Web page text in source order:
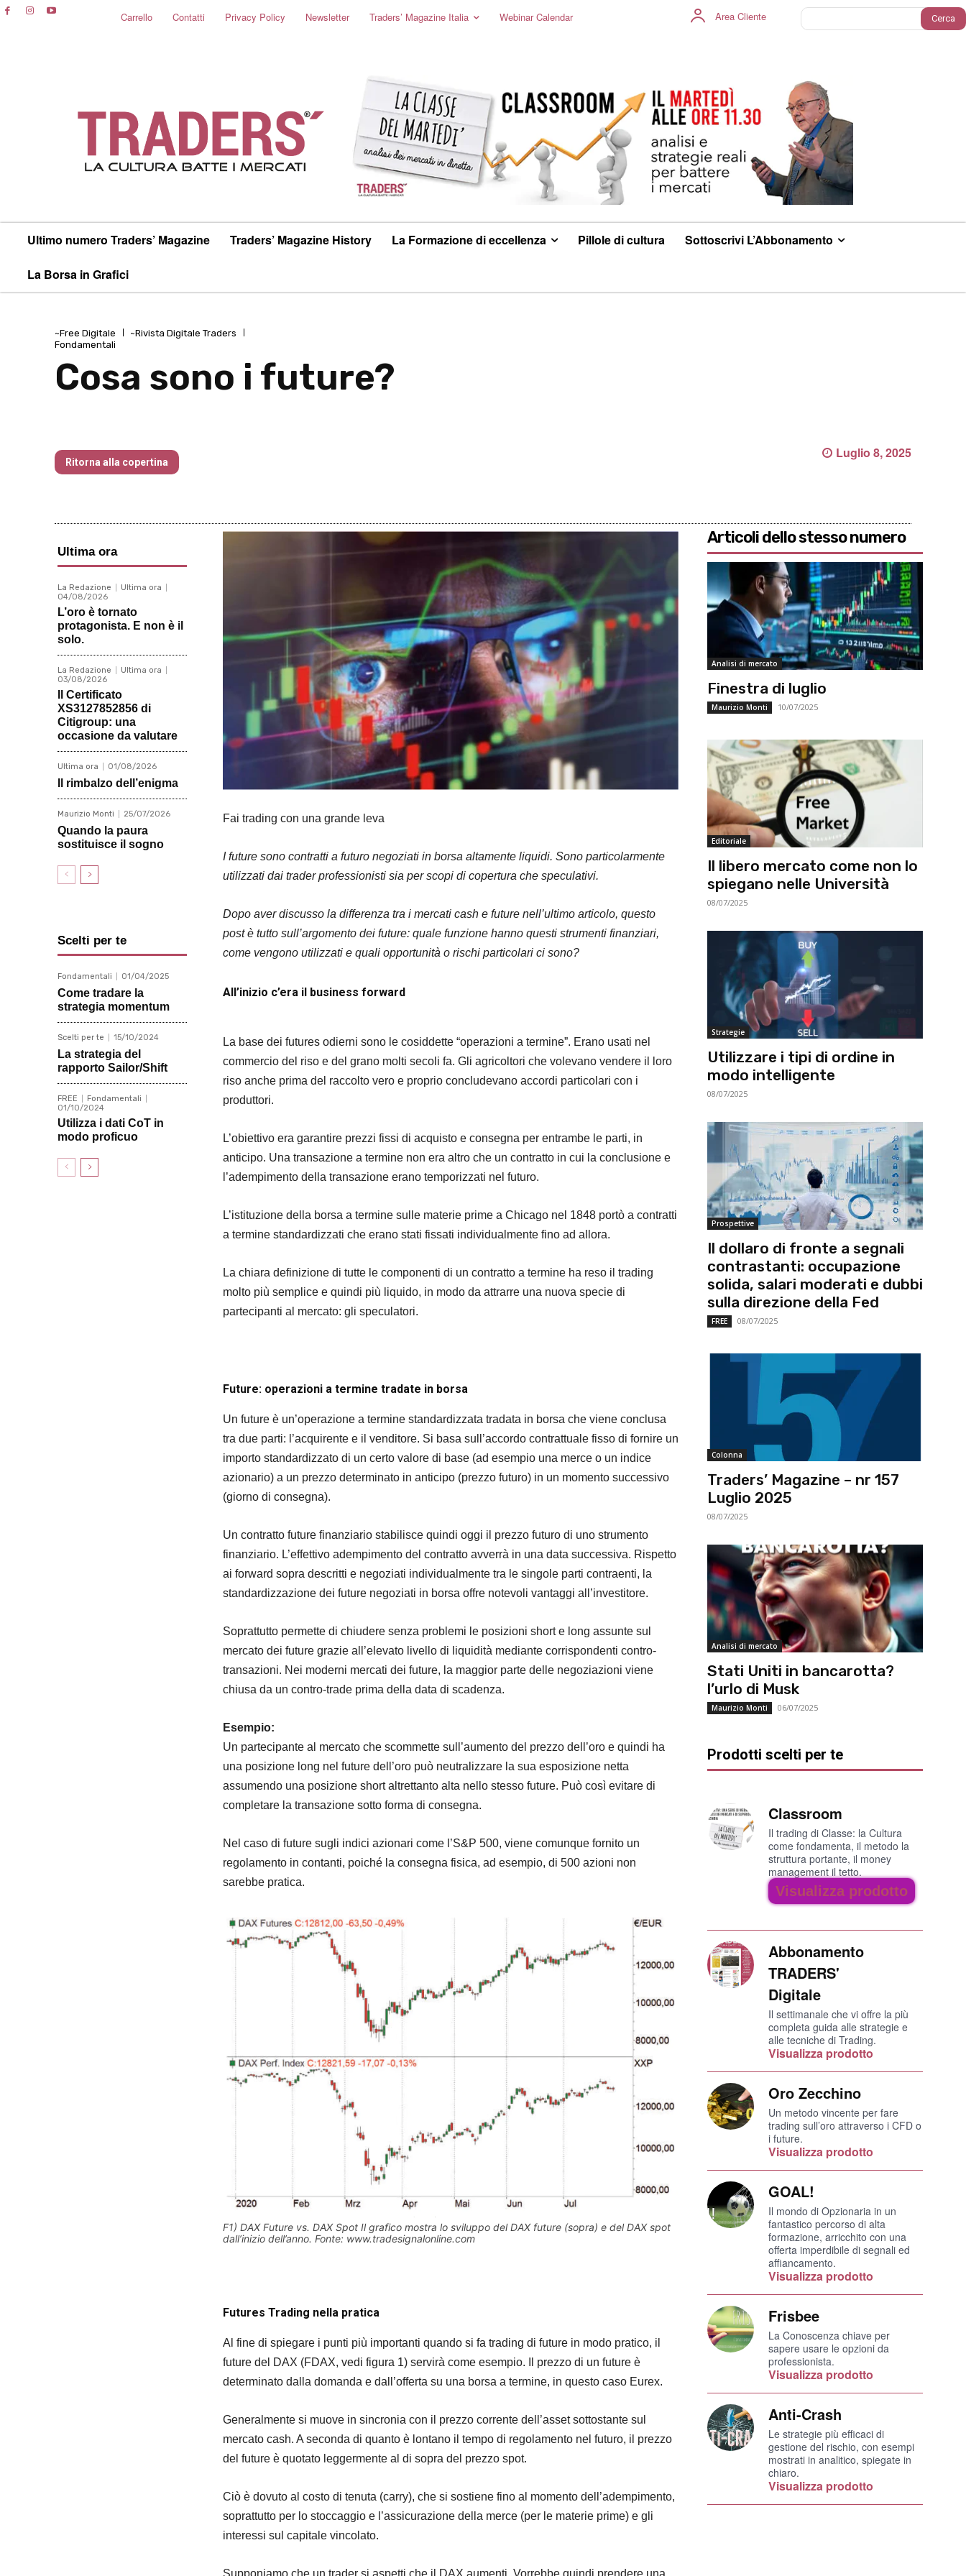
Carrello Contatti Privacy Policy Newsletter Traders’ Magazine Italia Webinar Calendar Area Cliente Cerca
Ultimo numero Traders’ Magazine Traders’ Magazine History La Formazione di eccellenza Pillole di cultura Sottoscrivi L’Abbonamento
La Borsa in Grafici
~Free Digitale
~Rivista Digitale Traders
Fondamentali
Cosa sono i future?
Ritorna alla copertina
Luglio 8, 2025
Ultima ora
La Redazione
Ultima ora
04/08/2026
L’oro è tornato
protagonista. E non è il
solo.
La Redazione
Ultima ora
03/08/2026
Il Certificato
XS3127852856 di
Citigroup: una
occasione da valutare
Ultima ora 01/08/2026
Il rimbalzo dell’enigma
Maurizio Monti 25/07/2026
Quando la paura
sostituisce il sogno
Scelti per te
Fondamentali 01/04/2025
Come tradare la
strategia momentum
Scelti per te 15/10/2024
La strategia del
rapporto Sailor/Shift
FREE
Fondamentali
01/10/2024
Utilizza i dati CoT in
modo proficuo
Fai trading con una grande leva
I future sono contratti a futuro negoziati in borsa altamente liquidi. Sono particolarmente
utilizzati dai trader professionisti sia per scopi di copertura che speculativi.
Dopo aver discusso la differenza tra i mercati cash e future nell’ultimo articolo, questo
post è tutto sull’argomento dei future: quale funzione hanno questi strumenti finanziari,
come vengono utilizzati e quali opportunità o rischi particolari ci sono?
All’inizio c’era il business forward
La base dei futures odierni sono le cosiddette “operazioni a termine”. Erano usati nel
commercio del riso e del grano molti secoli fa. Gli agricoltori che volevano vendere il loro
riso anche prima del raccolto vero e proprio concludevano accordi particolari con i
produttori.
L’obiettivo era garantire prezzi fissi di acquisto e consegna per entrambe le parti, in
anticipo. Una transazione a termine non era altro che un contratto in cui la conclusione e
l’adempimento della transazione erano temporizzati nel futuro.
L’istituzione della borsa a termine sulle materie prime a Chicago nel 1848 portò a contratti
a termine standardizzati che erano stati fissati individualmente fino ad allora.
La chiara definizione di tutte le componenti di un contratto a termine ha reso il trading
molto più semplice e quindi più liquido, in modo da attrarre una nuova specie di
partecipanti al mercato: gli speculatori.
Future: operazioni a termine tradate in borsa
Un future è un’operazione a termine standardizzata tradata in borsa che viene conclusa
tra due parti: l’acquirente e il venditore. Si basa sull’accordo contrattuale fisso di fornire un
importo standardizzato di un certo valore di base (ad esempio una merce o un indice
azionario) a un prezzo determinato in anticipo (prezzo futuro) in un momento successivo
(giorno di consegna).
Un contratto future finanziario stabilisce quindi oggi il prezzo futuro di uno strumento
finanziario. L’effettivo adempimento del contratto avverrà in una data successiva. Rispetto
ai forward sopra descritti e negoziati individualmente tra le singole parti contraenti, la
standardizzazione dei future negoziati in borsa offre notevoli vantaggi all’investitore.
Soprattutto permette di chiudere senza problemi le posizioni short e long assunte sul
mercato dei future grazie all’elevato livello di liquidità mediante corrispondenti contro-
transazioni. Nei moderni mercati dei future, la maggior parte delle negoziazioni viene
chiusa da un contro-trade prima della data di scadenza.
Esempio:
Un partecipante al mercato che scommette sull’aumento del prezzo dell’oro e quindi ha
una posizione long nel future dell’oro può neutralizzare la sua esposizione netta
assumendo una posizione short altrettanto alta nello stesso future. Può così evitare di
completare la transazione sotto forma di consegna.
Nel caso di future sugli indici azionari come l’S&P 500, viene comunque fornito un
regolamento in contanti, poiché la consegna fisica, ad esempio, di 500 azioni non
sarebbe pratica.
F1) DAX Future vs. DAX Spot Il grafico mostra lo sviluppo del DAX future (sopra) e del DAX spot
dall’inizio dell’anno. Fonte: www.tradesignalonline.com
Futures Trading nella pratica
Al fine di spiegare i punti più importanti quando si fa trading di future in modo pratico, il
future del DAX (FDAX, vedi figura 1) servirà come esempio. Il prezzo di un future è
determinato dalla domanda e dall’offerta su una borsa a termine, in questo caso Eurex.
Generalmente si muove in sincronia con il prezzo corrente dell’asset sottostante sul
mercato cash. A seconda di quanto è lontano il tempo di regolamento nel futuro, il prezzo
del future è quotato leggermente al di sopra del prezzo spot.
Ciò è dovuto al costo di tenuta (carry), che si sostiene fino al momento dell’adempimento,
soprattutto per lo stoccaggio e l’assicurazione della merce (per le materie prime) e gli
interessi sul capitale vincolato.
Articoli dello stesso numero
Analisi di mercato
Finestra di luglio
Maurizio Monti 10/07/2025
Editoriale
Il libero mercato come non lo
spiegano nelle Università
08/07/2025
Strategie
Utilizzare i tipi di ordine in
modo intelligente
08/07/2025
Prospettive
Il dollaro di fronte a segnali
contrastanti: occupazione
solida, salari moderati e dubbi
sulla direzione della Fed
FREE 08/07/2025
Colonna
Traders’ Magazine – nr 157
Luglio 2025
08/07/2025
Analisi di mercato
Stati Uniti in bancarotta?
l’urlo di Musk
Maurizio Monti 06/07/2025
Prodotti scelti per te
Classroom
Il trading di Classe: la Cultura
come fondamenta, il metodo la
struttura portante, il money
management il tetto.
Visualizza prodotto
Abbonamento
TRADERS'
Digitale
Il settimanale che vi offre la più
completa guida alle strategie e
alle tecniche di Trading.
Visualizza prodotto
Oro Zecchino
Un metodo vincente per fare
trading sull’oro attraverso i CFD o
i future.
Visualizza prodotto
GOAL!
Il mondo di Opzionaria in un
fantastico percorso di alta
formazione, arricchito con una
offerta imperdibile di segnali ed
affiancamento.
Visualizza prodotto
Frisbee
La Conoscenza chiave per
sapere usare le opzioni da
professionista.
Visualizza prodotto
Anti-Crash
Le strategie più efficaci di
gestione del rischio, con esempi
mostrati in analitico, spiegate in
chiaro.
Visualizza prodotto